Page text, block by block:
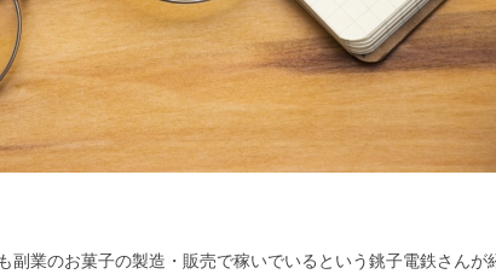
業のお菓子の製造・販売で稼いでいるという銚子電鉄さんが